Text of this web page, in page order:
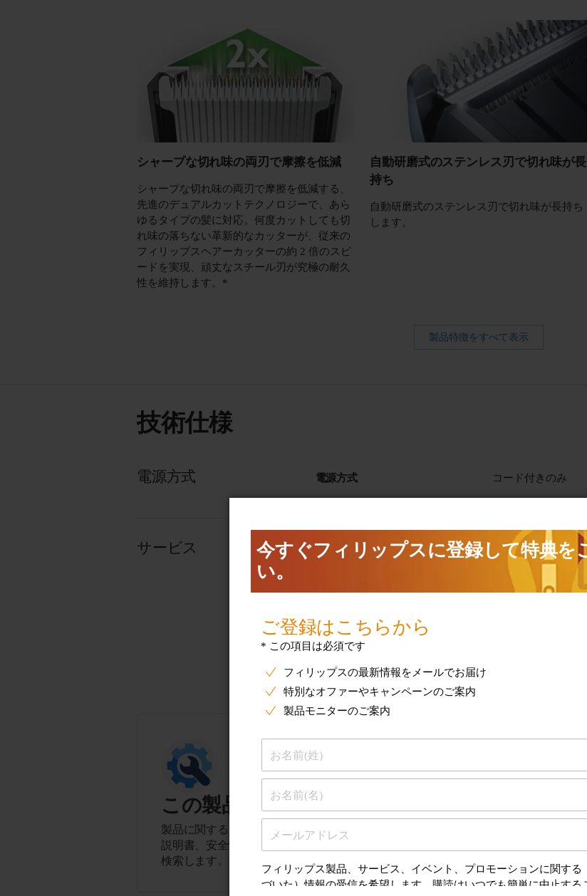
シャープな切れ味の両刃で摩擦を低減
シャープな切れ味の両刃で摩擦を低減する、
先進のデュアルカットテクノロジーで、あら
ゆるタイプの髪に対応。何度カットしても切
れ味の落ちない革新的なカッターが、従来の
フィリップスヘアーカッターの約 2 倍のスピ
ードを実現、頑丈なスチール刃が究極の耐久
性を維持します。*
自動研磨式のステンレス刃で切れ味が長
持ち
自動研磨式のステンレス刃で切れ味が長持ち
します。
製品特徴をすべて表示
技術仕様
電源方式 電源方式 コード付きのみ
サービス 本体 2 年間保証
〇
この製品に関するサポート
製品に関するヒント、よくある質問（FAQ）、取扱
説明書、安全性とコンプライアンスに関する情報を
検索します。